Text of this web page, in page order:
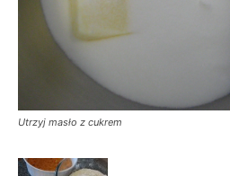
Utrzyj masło z cukrem